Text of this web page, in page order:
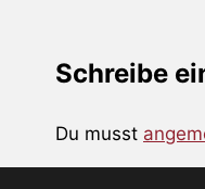
Schreibe
Du musst